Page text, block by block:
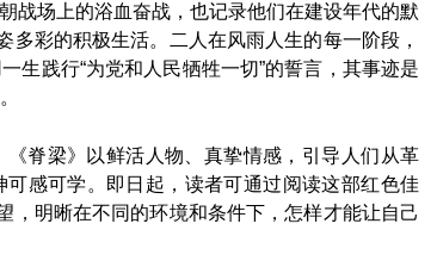
战场上的浴血奋战，也记录他们在建设年代的默
多彩的积极生活。二人在风雨人生的每一阶段，
生践行“为党和人民牺牲一切”的誓言，其事迹是
脊梁》以鲜活人物、真挚情感，引导人们从革
感可学。即日起，读者可通过阅读这部红色佳
，明晰在不同的环境和条件下，怎样才能让自己